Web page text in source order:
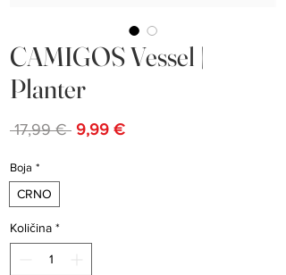
CAMIGOS Vessel |
Planter
17,99 € Redovna
9,99 €Cijena
Boja *
CRNO
Količina *